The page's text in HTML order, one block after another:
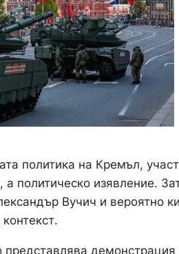
политика на Кремъл,
политическо изявление.
Вучич и вероятно
демонстрация